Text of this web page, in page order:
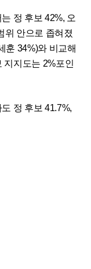
정 후보 42%, 오
위 안으로 좁혀졌
훈 34%)와 비교해
지지도는 2%포인
정 후보 41.7%,